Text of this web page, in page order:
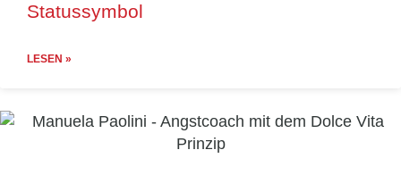
Statussymbol
LESEN »